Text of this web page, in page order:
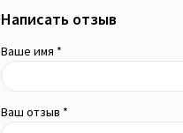
Написать отзыв
Ваше имя *
Ваш отзыв *